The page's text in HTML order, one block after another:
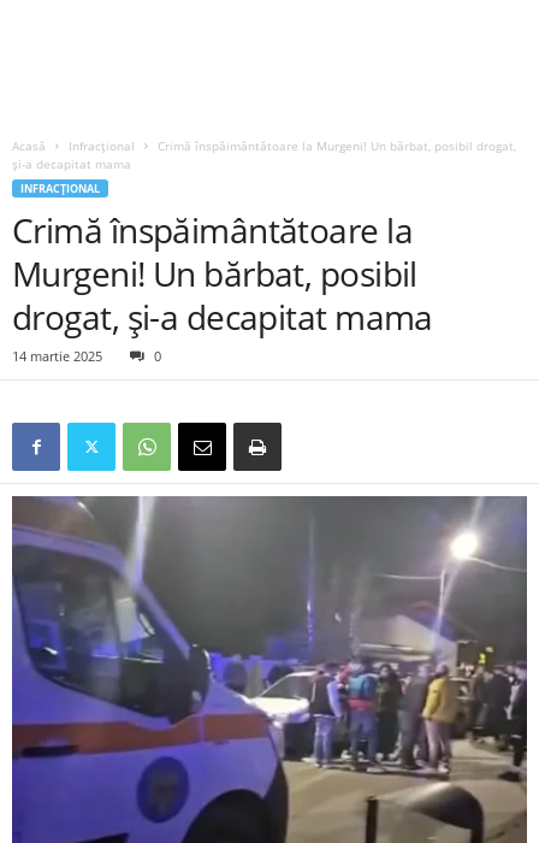
Acasă Infracțional
Crimă înspăimântătoare la Murgeni! Un bărbat, posibil drogat,
și-a decapitat mama
INFRACȚIONAL
Crimă înspăimântătoare la
Murgeni! Un bărbat, posibil
drogat, și-a decapitat mama
14 martie 2025 0